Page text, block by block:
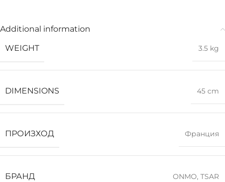
Additional information
WEIGHT
3.5 kg
DIMENSIONS 45 cm
ПРОИЗХОД Франция
БРАНД ONMO, TSAR